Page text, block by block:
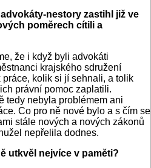
nestory zastihl již ve
poměrech cítili a
že i když byli advokáti
krajského sdružení
kolik si jí sehnali, a tolik
právní pomoc zaplatili.
tedy nebyla problémem ani
Co pro ně nové bylo a s čím se
stále nových a nových zákonů
nepřelila dodnes.
utkvěl nejvíce v paměti?